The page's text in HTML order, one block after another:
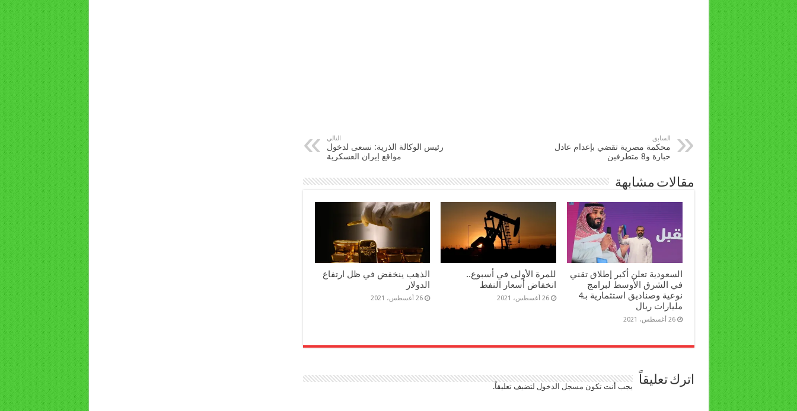
السابق
محكمة مصرية تقضي بإعدام عادل
حبارة و8 متطرفين
التالي
رئيس الوكالة الذرية: نسعى لدخول
مواقع إيران العسكرية
مقالات مشابهة
السعودية تعلن أكبر إطلاق تقني
في الشرق الأوسط لبرامج
نوعية وصناديق استثمارية بـ4
مليارات ريال
26 أغسطس، 2021
للمرة الأولى في أسبوع..
انخفاض أسعار النفط
26 أغسطس، 2021
الذهب ينخفض في ظل ارتفاع
الدولار
26 أغسطس، 2021
اترك تعليقاً يجب أنت تكون مسجل الدخول لتضيف تعليقاً.